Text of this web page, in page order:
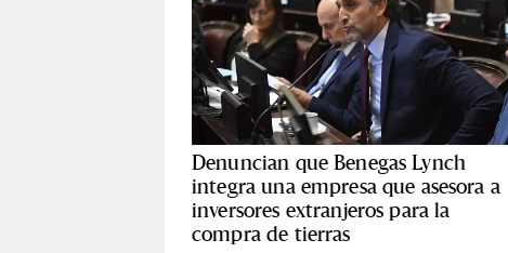
Denuncian que Benegas Lynch
integra una empresa que asesora a
inversores extranjeros para la
compra de tierras